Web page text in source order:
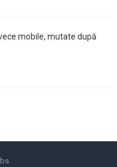
mobile, mutate după